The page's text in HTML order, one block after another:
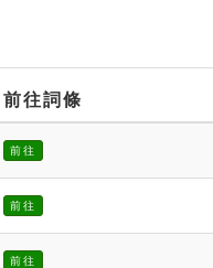
前往詞條
前往
前往
前往